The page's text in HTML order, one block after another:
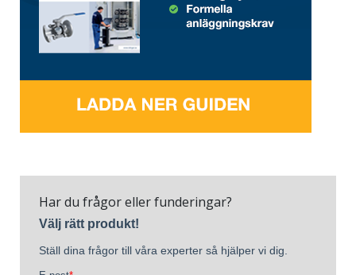
Har du frågor eller funderingar?